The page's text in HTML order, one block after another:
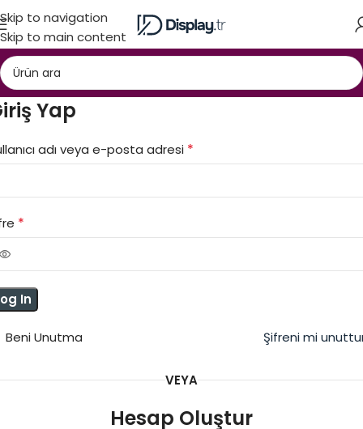
Skip to navigation
Skip to main content
Yap
adı veya e-posta adresi *
*
In
Şifreni mi
Beni Unutma
VEYA
Hesap Oluştur